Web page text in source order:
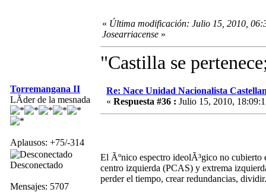
« Última modificación: Julio 15, 2010,
Josearriacense »
"Castilla se
Torremangana II
LÃ­der de la mesnada
Aplausos: +75/-314
Desconectado
Mensajes: 5707
Re: Nace Unidad Nacionalista
« Respuesta #36 : Julio 15, 2010,
El Ãºnico espectro ideolÃ³gico no cubierto
centro izquierda (PCAS) y extrema
perder el tiempo, crear redundancias, dividir.